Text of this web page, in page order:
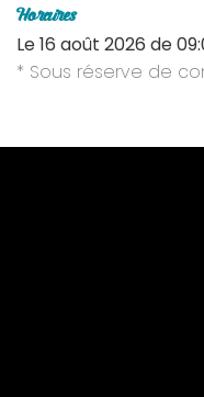
Horaires
Le16 août 2026 de
* Sous réserve de